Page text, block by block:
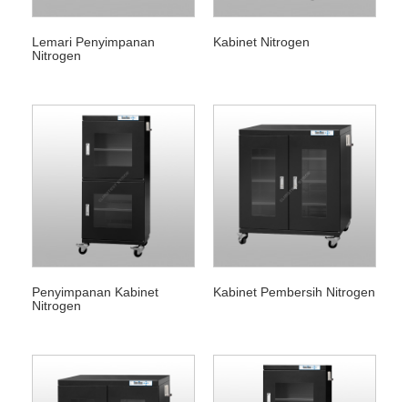
Lemari Penyimpanan
Nitrogen
Kabinet Nitrogen
Penyimpanan Kabinet
Nitrogen
Kabinet Pembersih Nitrogen